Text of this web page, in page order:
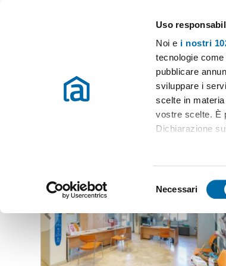
Uso
Noi e i nostri
tecnologie
pubblicare
sviluppare i
scelte in
vostre scelte. È
Dichiarazione
Identificare
(impronte
Approfondisci
dettagli. Puoi
Utilizziamo i
e
e
z
i
Necessari
Case e appartamenti in affitto in tutta Italia
Case affitto Enna